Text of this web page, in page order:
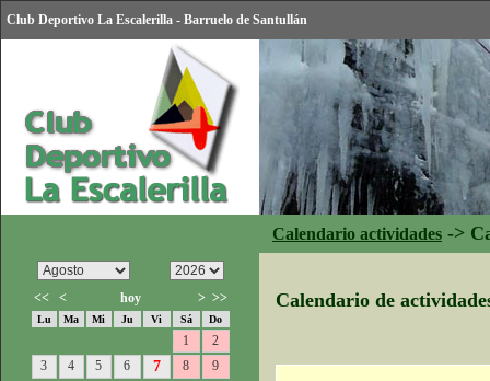
Club Deportivo La Escalerilla - Barruelo de Santullán
Calendario actividades ->
<< < hoy > >>
Lu Ma Mi Ju Vi Sá Do
1
2
3
4 5 6 7 8
9
Calendario de